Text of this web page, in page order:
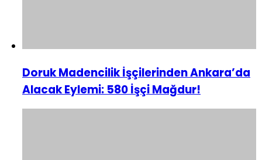
Doruk Madencilik İşçilerinden Ankara’da
Alacak Eylemi: 580 İşçi Mağdur!